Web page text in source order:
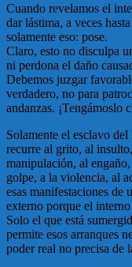
Cuando revelamos el
dar lástima, a veces
solamente eso: pose.
Claro, esto no disculpa
ni perdona el daño
Debemos juzgar
verdadero, no para
andanzas. ¡Tengámoslo
Solamente el esclavo
recurre al grito, al
manipulación, al
golpe, a la violencia, al
esas manifestaciones de
externo porque el
Solo el que está
permite esos arranques
poder real no precisa de